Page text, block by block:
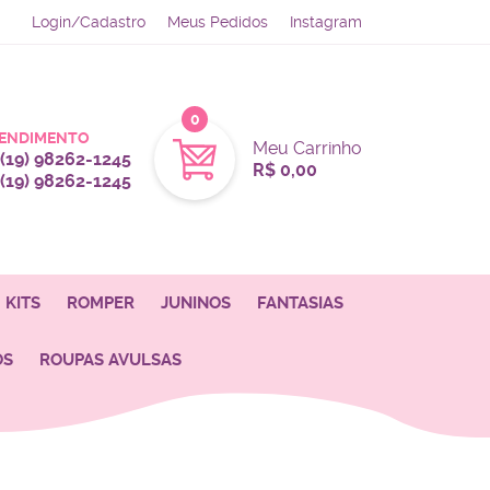
Login/Cadastro Meus Pedidos Instagram
(19)98262-1245
(19)98262-1245
Meu Carrinho
0
R$ 0,00
KITS ROMPER JUNINOS FANTASIAS
ROUPAS AVULSAS